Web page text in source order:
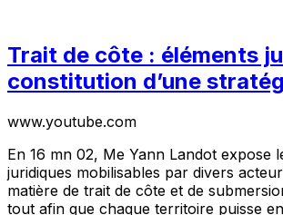
Trait de côte : éléments
constitution d’une
www.youtube.com
En 16 mn 02, Me Yann Landot expose
juridiques mobilisables par divers
matière de trait de côte et de
tout afin que chaque territoire puisse